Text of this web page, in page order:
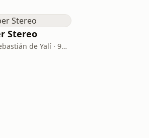
Stereo
San Sebastián de Yalí · 94.7 FM